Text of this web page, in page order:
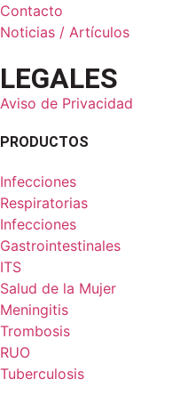
Contacto
Noticias / Artículos
LEGALES
Aviso de Privacidad
PRODUCTOS
Infecciones
Respiratorias
Infecciones
Gastrointestinales
ITS
Salud de la Mujer
Meningitis
Trombosis
RUO
Tuberculosis